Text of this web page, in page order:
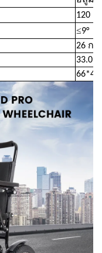
120 ก
≤9°
26 กก.
33.0